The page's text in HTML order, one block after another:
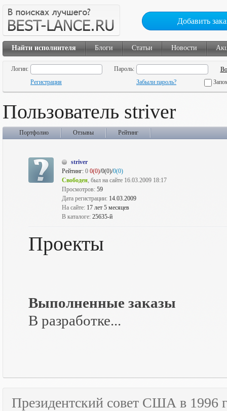
Добавить
Найти исполнителя Блоги Статьи Новости
Логин:
Пароль:
Регистрация
Забыли пароль?
Пользователь striver
Портфолио Отзывы Рейтинг
striver
Рейтинг: 0 0(0)/0(0)/0(0)
Свободен, был на сайте 16.03.2009 18:17
Просмотров: 59
Дата регистрации: 14.03.2009
На сайте: 17 лет 5 месяцев
В каталоге: 25635-й
Проекты
Выполненные заказы
В разработке...
Президентский совет США в 1996